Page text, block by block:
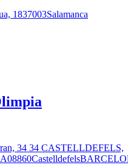
1837003Salamanca
34 34 CASTELLDEFELS,
08860Castelldefels